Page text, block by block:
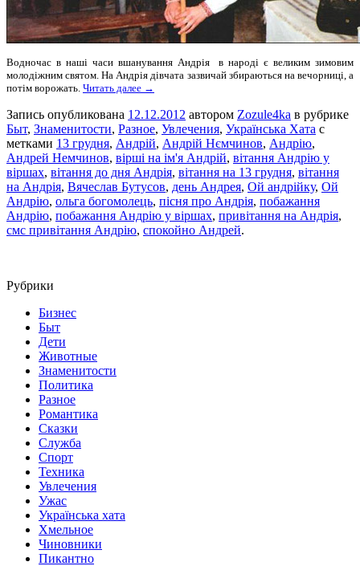
Водночас в наші часи вшанування Андрія в народі є великим зимовим
молодіжним святом. На Андрія дівчата зазвичай збираються на вечорниці, а
потім ворожать. Читать далее →
Запись опубликована 12.12.2012 автором Zozule4ka в рубрике
Быт, Знаменитости, Разное, Увлечения, Українська Хата с
метками 13 грудня, Андрій, Андрій Нємчинов, Андрію,
Андрей Немчинов, вірші на ім'я Андрій, вітання Андрію у
віршах, вітання до дня Андрія, вітання на 13 грудня, вітання
на Андрія, Вячеслав Бутусов, день Андрея, Ой андрійку, Ой
Андрію, ольга богомолець, пісня про Андрія, побажання
Андрію, побажання Андрію у віршах, привітання на Андрія,
смс привітання Андрію, спокойно Андрей.
Рубрики
Бизнес
Быт
Дети
Животные
Знаменитости
Политика
Разное
Романтика
Сказки
Служба
Спорт
Техника
Увлечения
Ужас
Українська хата
Хмельное
Чиновники
Пикантно